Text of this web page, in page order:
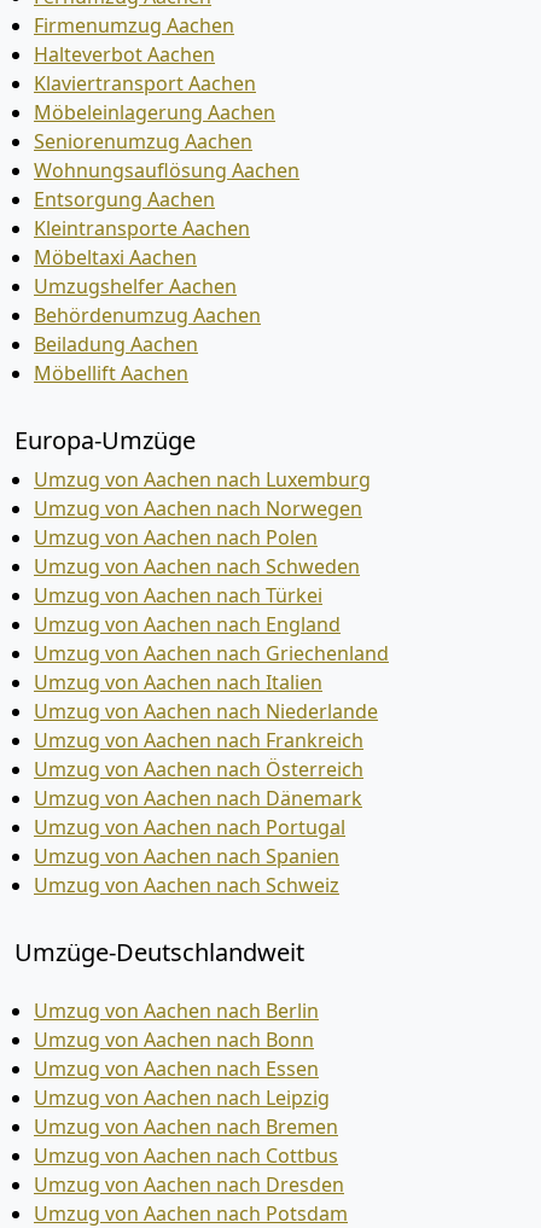
Firmenumzug Aachen
Halteverbot Aachen
Klaviertransport Aachen
Möbeleinlagerung Aachen
Seniorenumzug Aachen
Wohnungsauflösung Aachen
Entsorgung Aachen
Kleintransporte Aachen
Möbeltaxi Aachen
Umzugshelfer Aachen
Behördenumzug Aachen
Beiladung Aachen
Möbellift Aachen
Europa-Umzüge
Umzug von Aachen nach Luxemburg
Umzug von Aachen nach Norwegen
Umzug von Aachen nach Polen
Umzug von Aachen nach Schweden
Umzug von Aachen nach Türkei
Umzug von Aachen nach England
Umzug von Aachen nach Griechenland
Umzug von Aachen nach Italien
Umzug von Aachen nach Niederlande
Umzug von Aachen nach Frankreich
Umzug von Aachen nach Österreich
Umzug von Aachen nach Dänemark
Umzug von Aachen nach Portugal
Umzug von Aachen nach Spanien
Umzug von Aachen nach Schweiz
Umzüge-Deutschlandweit
Umzug von Aachen nach Berlin
Umzug von Aachen nach Bonn
Umzug von Aachen nach Essen
Umzug von Aachen nach Leipzig
Umzug von Aachen nach Bremen
Umzug von Aachen nach Cottbus
Umzug von Aachen nach Dresden
Umzug von Aachen nach Potsdam